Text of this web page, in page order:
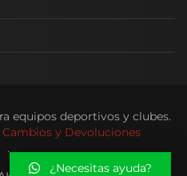
equipos deportivos y clubes.
y Devoluciones
.
¿Necesitas ayuda?